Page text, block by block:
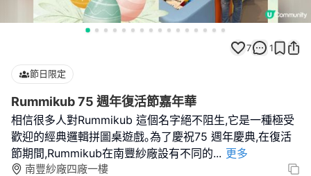
7 1
節日限定
Rummikub 75 週年復活節嘉年華
相信很多人對Rummikub 這個名字絕不阻生,它是一種極受
歡迎的經典邏輯拼圖桌遊戲｡為了慶祝75 週年慶典,在復活
節期間,Rummikub在南豐紗廠設有不同的... 更多
南豐紗廠四廠一樓